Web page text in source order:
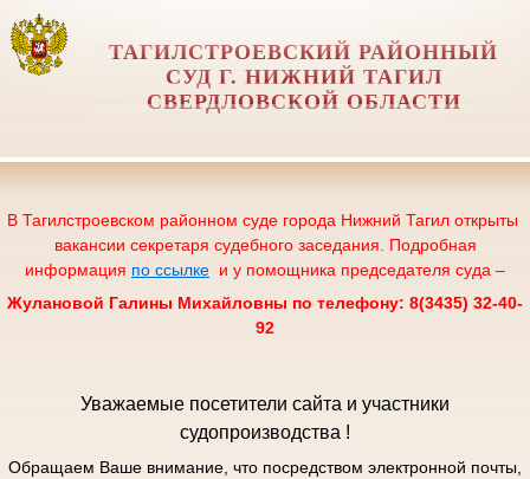
ТАГИЛСТРОЕВСКИЙ РАЙОННЫЙ
СУД Г. НИЖНИЙ ТАГИЛ
СВЕРДЛОВСКОЙ ОБЛАСТИ
В Тагилстроевском районном суде города Нижний Тагил открыты
вакансии секретаря судебного заседания. Подробная
информация по ссылке и у помощника председателя суда –
Жулановой Галины Михайловны по телефону: 8(3435) 32-40-
92
Уважаемые посетители сайта и участники
судопроизводства !
Обращаем Ваше внимание, что посредством электронной почты,